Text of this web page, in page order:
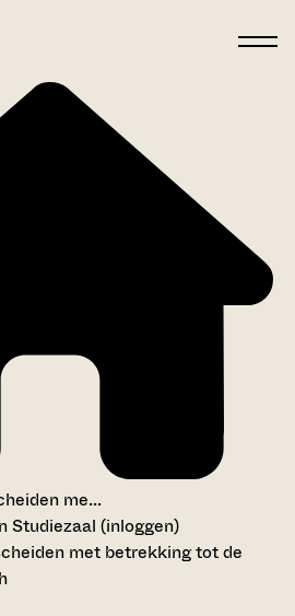
me...
Studiezaal (inloggen)
met betrekking tot de